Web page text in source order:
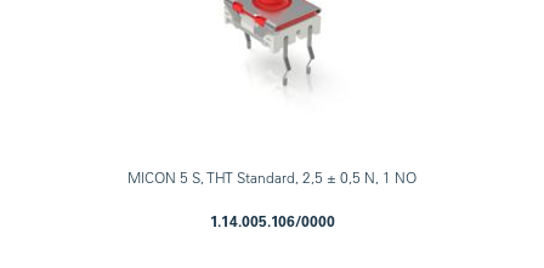
MICON 5 S, THT Standard, 2,5 ± 0,5 N, 1 NO
1.14.005.106/0000